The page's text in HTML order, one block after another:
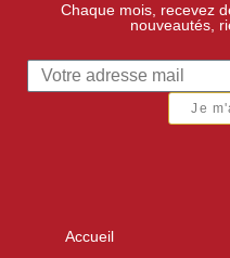
Chaque mois, recevez
nouveautés,
Je
Accueil